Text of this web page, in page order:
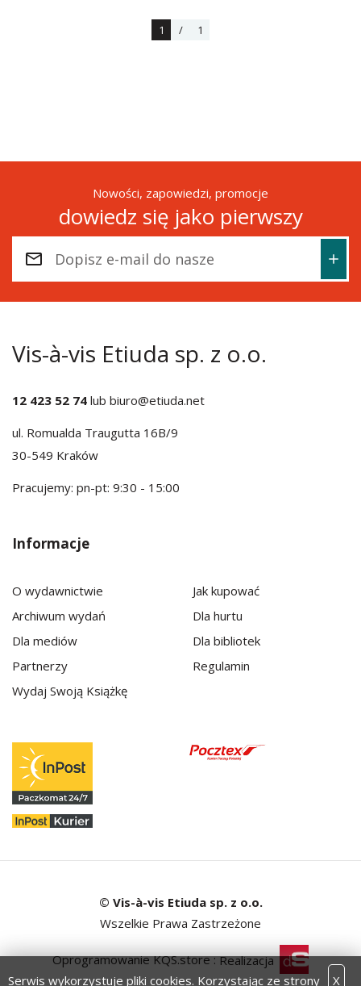
1 / 1
Nowości, zapowiedzi, promocje
dowiedz się jako pierwszy
Vis-à-vis Etiuda sp. z o.o.
12 423 52 74 lub biuro@etiuda.net
ul. Romualda Traugutta 16B/9
30-549 Kraków
Pracujemy: pn-pt: 9:30 - 15:00
Informacje
O wydawnictwie
Archiwum wydań
Dla mediów
Partnerzy
Wydaj Swoją Książkę
Jak kupować
Dla hurtu
Dla bibliotek
Regulamin
© Vis-à-vis Etiuda sp. z o.o.
Wszelkie Prawa Zastrzeżone
Oprogramowanie KQS.store:Realizacja
Serwis wykorzystuje pliki cookies. Korzystając ze strony
X